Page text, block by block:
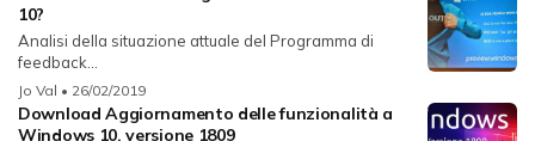
10?
Analisi della situazione attuale del Programma di
feedback...
Jo Val • 26/02/2019
Download Aggiornamento delle funzionalità a
Windows 10, versione 1809